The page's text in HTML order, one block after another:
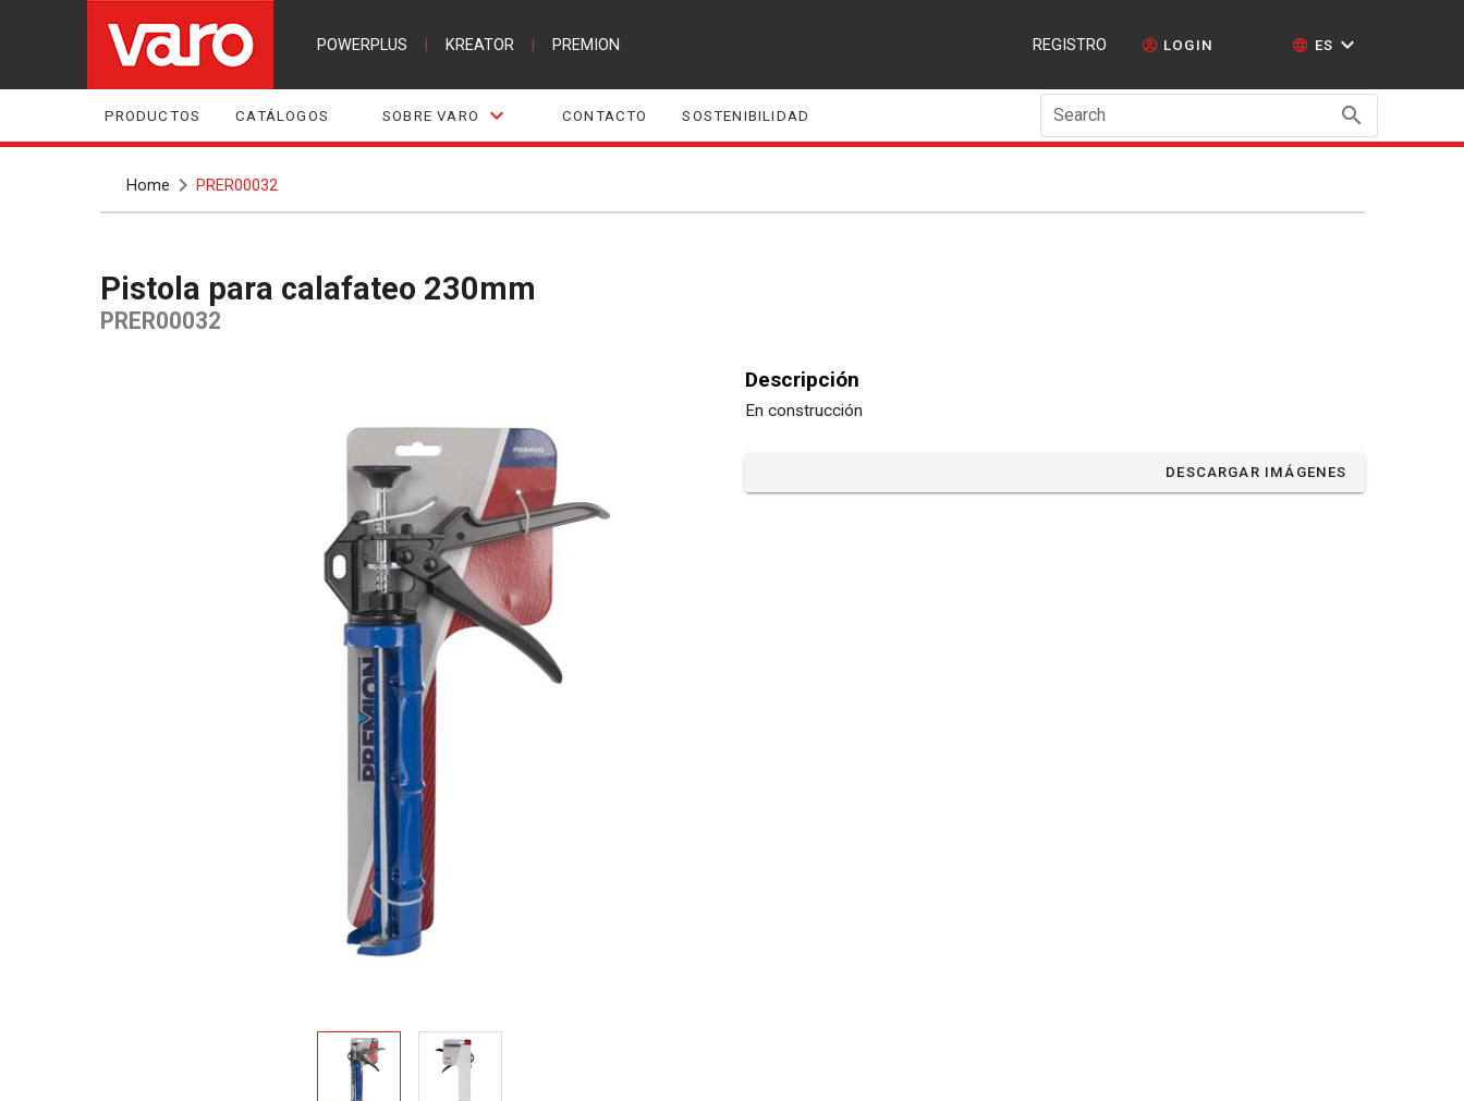
POWERPLUS KREATOR PREMION REGISTRO LOGIN ES
PRODUCTOS CATÁLOGOS SOBRE VARO CONTACTO SOSTENIBILIDAD Search
Home PRER00032
Pistola para calafateo 230mm
PRER00032
Descripción
En construcción
DESCARGAR IMÁGENES